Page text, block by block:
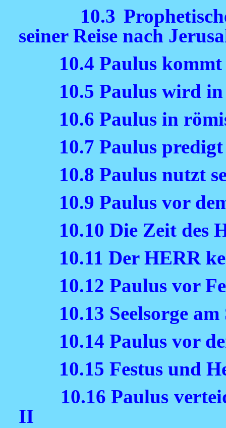
10.3
seiner Reise nach
10.4 Paulus
10.5 Paulus wird
10.6 Paulus in
10.7 Paulus
10.8 Paulus nutzt
10.9 Paulus vor
10.10 Die Zeit des
10.11 Der HERR
10.12 Paulus vor
10.13 Seelsorge
10.14 Paulus vor
10.15 Festus und
10.16 Paulus
II